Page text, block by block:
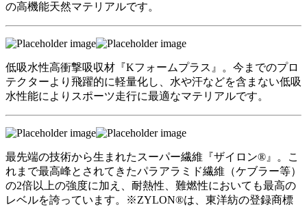
の高機能天然マテリアルです。
低吸水性高衝撃吸収材『Kフォームプラス』。今までのプロ
テクターより飛躍的に軽量化し、水や汗などを含まない低吸
水性能によりスポーツ走行に最適なマテリアルです。
最先端の技術から生まれたスーパー繊維『ザイロン®』。こ
れまで最高峰とされてきたパラアラミド繊維（ケブラー等）
の2倍以上の強度に加え、耐熱性、難燃性においても最高の
レベルを誇っています。※ZYLON®は、東洋紡の登録商標